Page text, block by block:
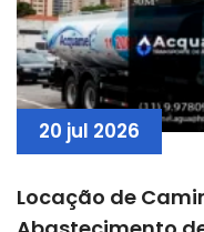
20 jul 2026
Locação de